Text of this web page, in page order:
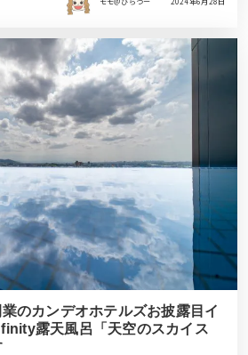
のカンデオホテルズお披露目イ
露天風呂「天空のスカイス